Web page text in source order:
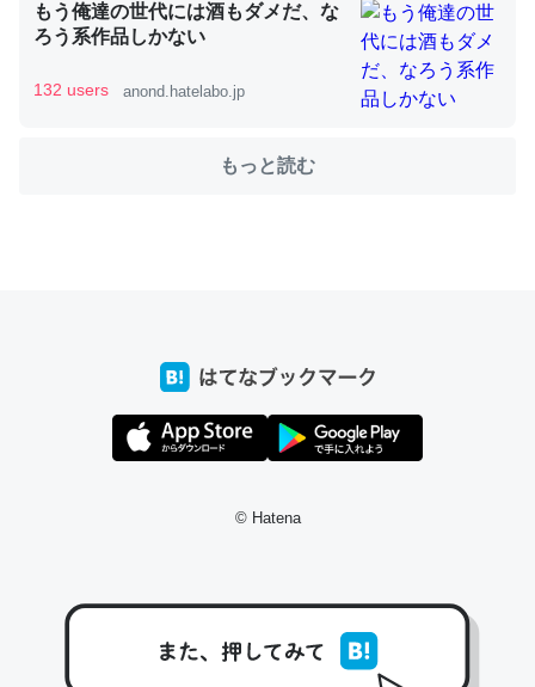
位置情報を共有してる。電池残量や充電中かが分かるので
これ見て生きてるなって分かる。
─たまにLINEするくらいだった遠方の父67歳と僕。ITツール導入で
コミュニケーションが劇的に変化した｜tayorini by LIFULL介護
─たまにLINEするくらいだった遠方の父67歳と僕。ITツール導入で
コミュニケーションが劇的に変化した｜tayorini by LIFULL介護
回線代ほとんどかからないですよ。参考：
https://toyoshi.hatenablog.com/entry/2019/05/15/1805
もう俺達の世代には酒もダメだ、な
ろう系作品しかない
132 users anond.hatelabo.jp
もっと読む
© Hatena